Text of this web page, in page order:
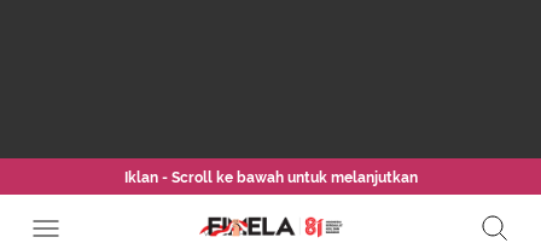
Iklan - Scroll ke bawah untuk melanjutkan